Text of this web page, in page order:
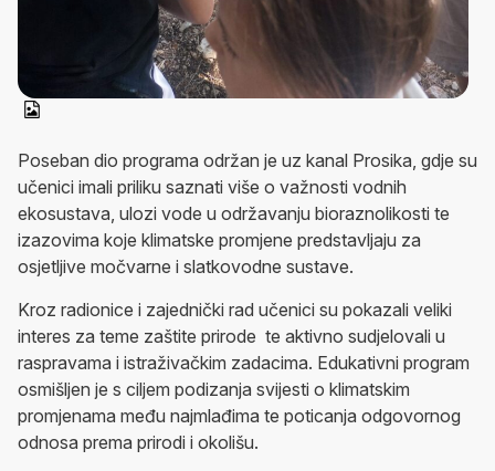
Poseban dio programa održan je uz kanal Prosika, gdje su
učenici imali priliku saznati više o važnosti vodnih
ekosustava, ulozi vode u održavanju bioraznolikosti te
izazovima koje klimatske promjene predstavljaju za
osjetljive močvarne i slatkovodne sustave.
Kroz radionice i zajednički rad učenici su pokazali veliki
interes za teme zaštite prirode te aktivno sudjelovali u
raspravama i istraživačkim zadacima. Edukativni program
osmišljen je s ciljem podizanja svijesti o klimatskim
promjenama među najmlađima te poticanja odgovornog
odnosa prema prirodi i okolišu.